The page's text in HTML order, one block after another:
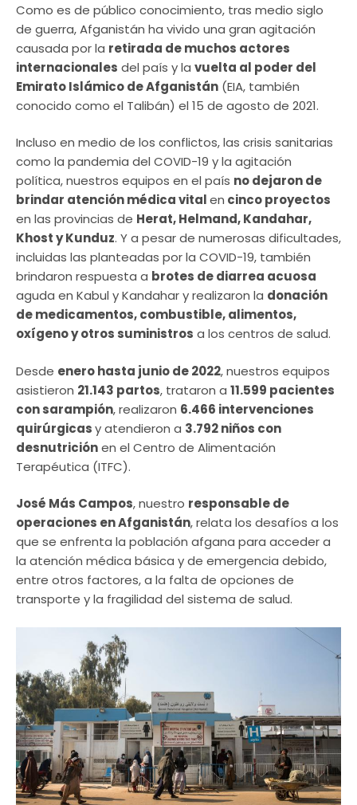
Como es de público conocimiento, tras medio siglo
de guerra, Afganistán ha vivido una gran agitación
causada por la retirada de muchos actores
internacionales del país y la vuelta al poder del
Emirato Islámico de Afganistán (EIA, también
conocido como el Talibán) el 15 de agosto de 2021.
Incluso en medio de los conflictos, las crisis sanitarias
como la pandemia del COVID-19 y la agitación
política, nuestros equipos en el país no dejaron de
brindar atención médica vitalen cinco proyectos
en las provincias de Herat, Helmand, Kandahar,
Khost y Kunduz. Y a pesar de numerosas dificultades,
incluidas las planteadas por la COVID-19, también
brindaron respuesta a brotes de diarrea acuosa
aguda en Kabul y Kandahar y realizaron la donación
de medicamentos, combustible, alimentos,
oxígeno y otros suministros a los centros de salud.
Desde enero hasta junio de 2022, nuestros equipos
asistieron 21.143 partos, trataron a 11.599 pacientes
con sarampión, realizaron 6.466 intervenciones
quirúrgicasy atendieron a 3.792 niños con
desnutriciónen el Centro de Alimentación
Terapéutica (ITFC).
José Más Campos, nuestro responsable de
operaciones en Afganistán, relata los desafíos a los
que se enfrenta la población afgana para acceder a
la atención médica básica y de emergencia debido,
entre otros factores, a la falta de opciones de
transporte y la fragilidad del sistema de salud.